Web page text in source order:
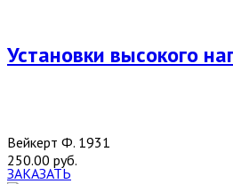
Установки высокого
Вейкерт Ф. 1931
250.00 руб.
ЗАКАЗАТЬ